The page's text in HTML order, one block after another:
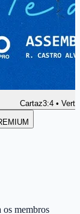
Cartaz3:4 •
os membros